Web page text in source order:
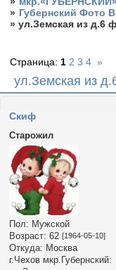
» Губернский Фото
»ул.Земская из д.6
ул.Земская из
Страница: 1 2 3 4 »
Cкиф
Старожил
Пол: Мужской
Возраст: 62 [1964-05-10]
Откуда: Москва
г.Чехов мкр.Губернский: